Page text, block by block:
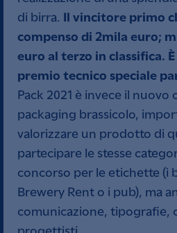
di birra. Il vincitore primo
compenso di 2mila euro;
euro al terzo in classifica.
premio tecnico speciale
Pack 2021 è invece il
packaging brassicolo,
valorizzare un prodotto di
partecipare le stesse
concorso per le etichette (i
Brewery Rent o i pub), ma
comunicazione, tipografie,
progettisti.